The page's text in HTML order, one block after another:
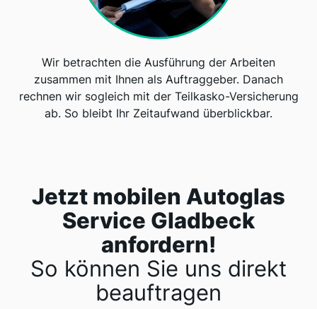
Wir betrachten die Ausführung der Arbeiten
zusammen mit Ihnen als Auftraggeber. Danach
rechnen wir sogleich mit der Teilkasko-Versicherung
ab. So bleibt Ihr Zeitaufwand überblickbar.
Jetzt mobilen Autoglas
Service Gladbeck
anfordern!
So können Sie uns direkt
beauftragen